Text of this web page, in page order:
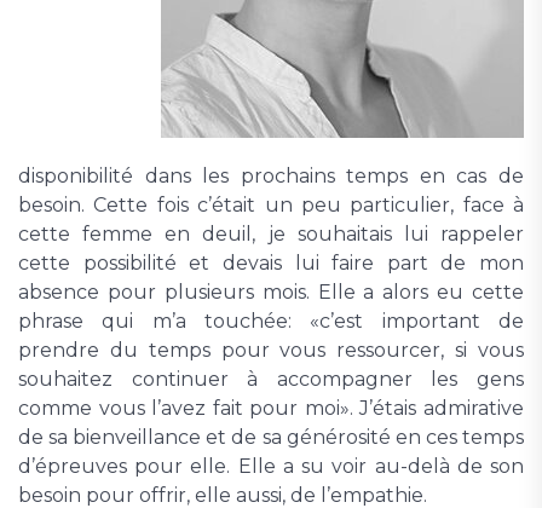
disponibilité dans les prochains temps en cas de
besoin. Cette fois c’était un peu particulier, face à
cette femme en deuil, je souhaitais lui rappeler
cette possibilité et devais lui faire part de mon
absence pour plusieurs mois. Elle a alors eu cette
phrase qui m’a touchée: «c’est important de
prendre du temps pour vous ressourcer, si vous
souhaitez continuer à accompagner les gens
comme vous l’avez fait pour moi». J’étais admirative
de sa bienveillance et de sa générosité en ces temps
d’épreuves pour elle. Elle a su voir au-delà de son
besoin pour offrir, elle aussi, de l’empathie.